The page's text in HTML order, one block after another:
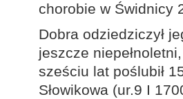
chorobie w Świdnicy
Dobra odziedziczył
jeszcze
sześciu lat poślubił
Słowikowa (ur.9 I